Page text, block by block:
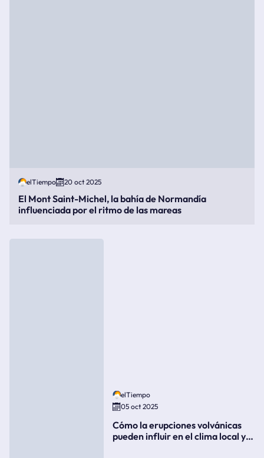
elTiempo 20 oct 2025
El Mont Saint-Michel, la bahía de Normandía
influenciada por el ritmo de las mareas
elTiempo
05 oct 2025
Cómo la erupciones volvánicas
pueden influir en el clima local y